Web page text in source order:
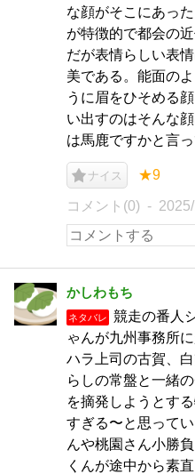
な顔がそこにあっ
が特徴的で都会の
だが表情らしい表
美である。能面の
うに眉をひそめる
い出すのはそんな
は馬鹿ですかと言
ナイス ★9
コメント(0)
かしわもち
ネタバレ
競走の番人
ゃんが九州事務所
ハラ上司の古賀、
らしの常盤と一緒
を摘発しようとす
すぎる〜と思って
んや桃園さん小勝
くんが途中から素